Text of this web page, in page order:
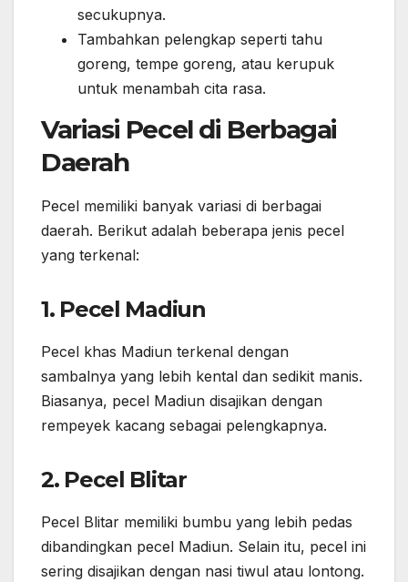
secukupnya.
Tambahkan pelengkap seperti tahu
goreng, tempe goreng, atau kerupuk
untuk menambah cita rasa.
Variasi Pecel di Berbagai
Daerah
Pecel memiliki banyak variasi di berbagai
daerah. Berikut adalah beberapa jenis pecel
yang terkenal:
1. Pecel Madiun
Pecel khas Madiun terkenal dengan
sambalnya yang lebih kental dan sedikit manis.
Biasanya, pecel Madiun disajikan dengan
rempeyek kacang sebagai pelengkapnya.
2. Pecel Blitar
Pecel Blitar memiliki bumbu yang lebih pedas
dibandingkan pecel Madiun. Selain itu, pecel ini
sering disajikan dengan nasi tiwul atau lontong.